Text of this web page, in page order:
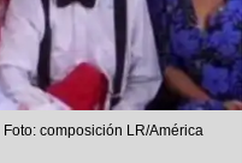
composición LR/América